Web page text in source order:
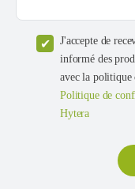
J'accepte de
informé des
avec la
Politique de
Hytera